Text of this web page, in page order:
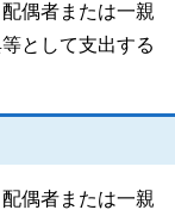
偶者または一親
として支出する
偶者または一親